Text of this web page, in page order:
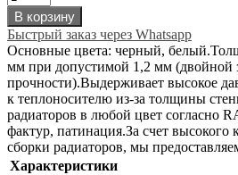
В корзину
Быстрый заказ через Whatsapp
Основные цвета: черный,
мм при допустимой 1,2 мм (двойной
прочности).Выдерживает высокое
к теплоносителю из-за толщины
радиаторов в любой цвет согласно
фактур, патинация.За счет высокого
сборки радиаторов, мы
Характеристики